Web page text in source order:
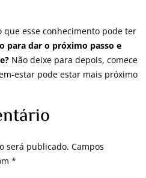
esse conhecimento pode ter
para dar o próximo passo e
Não deixe para depois, comece
estar pode estar mais próximo
será publicado. Campos
*